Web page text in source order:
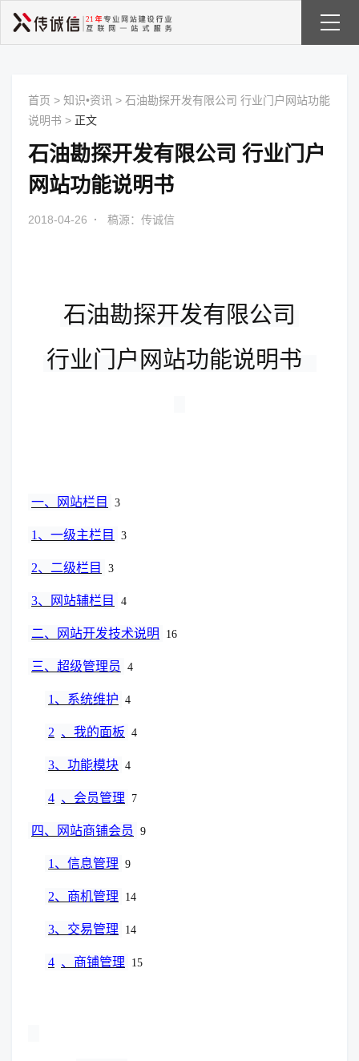
首页 > 知识•资讯 > 石油勘探开发有限公司 行业门户网站功能
说明书 > 正文
石油勘探开发有限公司 行业门户
网站功能说明书
2018-04-26 · 稿源：传诚信
石油勘探开发有限公司
行业门户网站功能说明书
一、网站栏目 3
1 、一级主栏目 3
2、二级栏目 3
3、网站辅栏目 4
二、网站开发技术说明 16
三、超级管理员 4
1 、系统维护 4
2 、我的面板 4
3、功能模块 4
4 、会员管理 7
四、网站商铺会员 9
1 、信息管理 9
2、商机管理 14
3、交易管理 14
4 、商铺管理 15